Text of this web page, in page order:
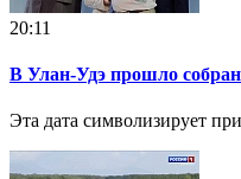
20:11
В Улан-Удэ прошло
Эта дата символизирует